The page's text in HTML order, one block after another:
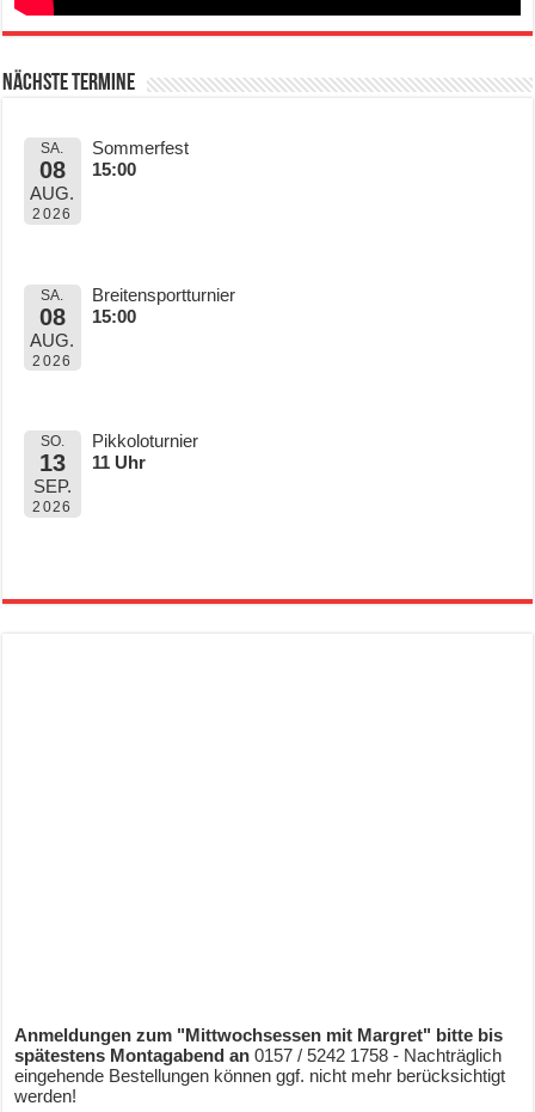
Nächste Termine
SA.
08
AUG.
2026
Sommerfest
15:00
SA.
08
AUG.
2026
Breitensportturnier
15:00
SO.
13
SEP.
2026
Pikkoloturnier
11 Uhr
Anmeldungen zum "Mittwochsessen mit Margret" bitte bis
spätestens Montagabend an0157 / 5242 1758 - Nachträglich
eingehende Bestellungen können ggf. nicht mehr berücksichtigt
werden!